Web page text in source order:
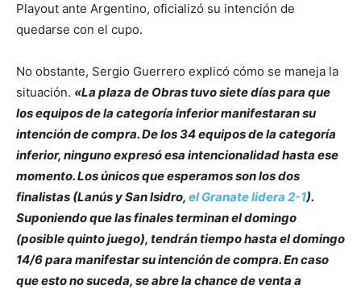
Playout ante Argentino, oficializó su intención de
quedarse con el cupo.
No obstante, Sergio Guerrero explicó cómo se maneja la
situación. «La plaza de Obras tuvo siete días para que
los equipos de la categoría inferior manifestaran su
intención de compra. De los 34 equipos de la categoría
inferior, ninguno expresó esa intencionalidad hasta ese
momento. Los únicos que esperamos son los dos
finalistas (Lanús y San Isidro, el Granate lidera 2-1).
Suponiendo que las finales terminan el domingo
(posible quinto juego), tendrán tiempo hasta el domingo
14/6 para manifestar su intención de compra. En caso
que esto no suceda, se abre la chance de venta a